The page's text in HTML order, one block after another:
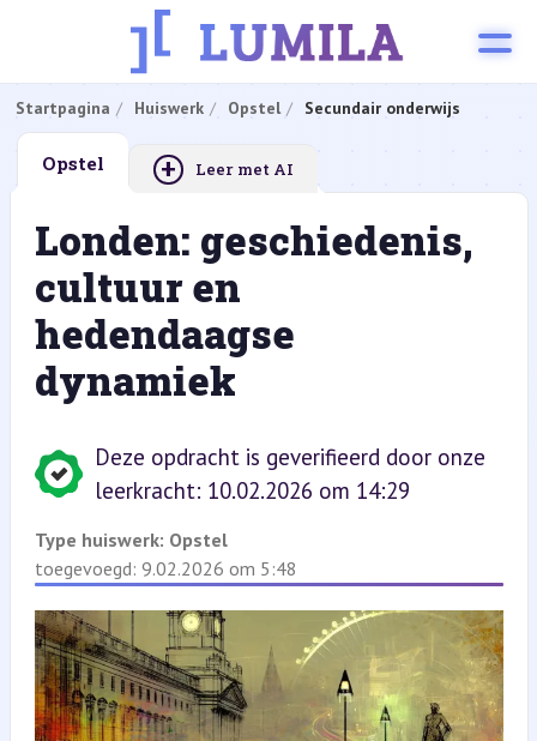
Startpagina Huiswerk Opstel Secundair onderwijs
Opstel + Leer met AI
Londen: geschiedenis,
cultuur en
hedendaagse
dynamiek
Deze opdracht is geverifieerd door onze
leerkracht: 10.02.2026 om 14:29
Type huiswerk: Opstel
toegevoegd: 9.02.2026 om 5:48